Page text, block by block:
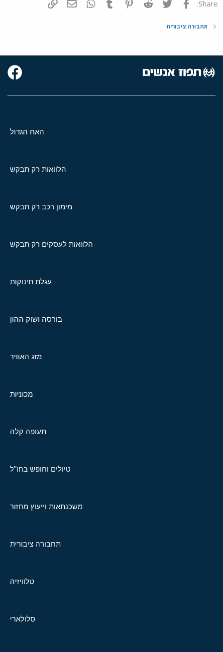
Share: פייסבוק Twitter
Reddit
Pinterest
Tumblr
WhatsAppדואר אלקטרוני
תחבורה ציבורית
האח הגדול
הלוואות רק תבקש
מימון רכב רק תבקש
הלוואות לעסקים רק תבקש
עגלת תינוקות
בורסה ושוק ההון
מזג האוויר
מכוניות
תעופה קלה
טיולים וחופש בחו"ל
משכנתאות וייעוץ מחזור
תחבורה ציבורית
טלוויזיה
סלולארי